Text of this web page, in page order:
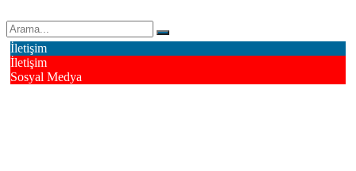
İletişim
İletişim
Sosyal Medya